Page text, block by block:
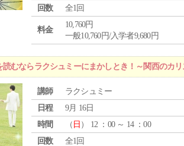
回数
全1回
料金
10,760円
一般10,760円/入学者9,680円
読むならラクシュミーにまかしとき！～関西のカ
講師
ラクシュミー
日程
9月 16日
時間
（ 日 ） 12 ：00 ～ 14 ：00
回数
全1回